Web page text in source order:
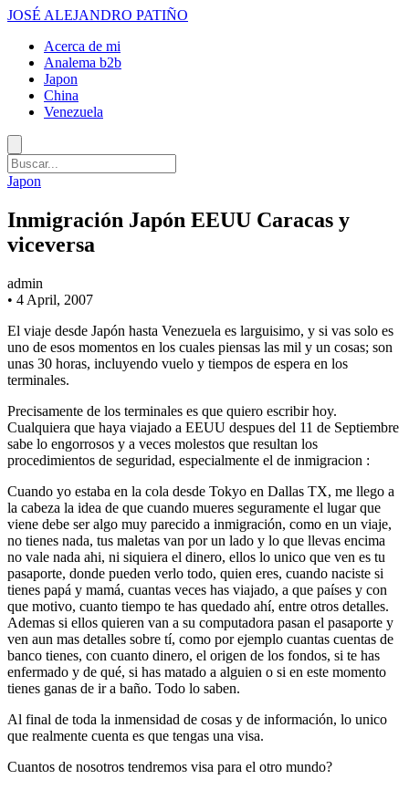
JOSÉ ALEJANDRO PATIÑO
Acerca de mi
Analema b2b
Japon
China
Venezuela
Japon
Inmigración Japón EEUU Caracas y
viceversa
admin
• 4 April, 2007
El viaje desde Japón hasta Venezuela es larguisimo, y si vas solo es
uno de esos momentos en los cuales piensas las mil y un cosas; son
unas 30 horas, incluyendo vuelo y tiempos de espera en los
terminales.
Precisamente de los terminales es que quiero escribir hoy.
Cualquiera que haya viajado a EEUU despues del 11 de Septiembre
sabe lo engorrosos y a veces molestos que resultan los
procedimientos de seguridad, especialmente el de inmigracion :
Cuando yo estaba en la cola desde Tokyo en Dallas TX, me llego a
la cabeza la idea de que cuando mueres seguramente el lugar que
viene debe ser algo muy parecido a inmigración, como en un viaje,
no tienes nada, tus maletas van por un lado y lo que llevas encima
no vale nada ahi, ni siquiera el dinero, ellos lo unico que ven es tu
pasaporte, donde pueden verlo todo, quien eres, cuando naciste si
tienes papá y mamá, cuantas veces has viajado, a que países y con
que motivo, cuanto tiempo te has quedado ahí, entre otros detalles.
Ademas si ellos quieren van a su computadora pasan el pasaporte y
ven aun mas detalles sobre tí, como por ejemplo cuantas cuentas de
banco tienes, con cuanto dinero, el origen de los fondos, si te has
enfermado y de qué, si has matado a alguien o si en este momento
tienes ganas de ir a baño. Todo lo saben.
Al final de toda la inmensidad de cosas y de información, lo unico
que realmente cuenta es que tengas una visa.
Cuantos de nosotros tendremos visa para el otro mundo?